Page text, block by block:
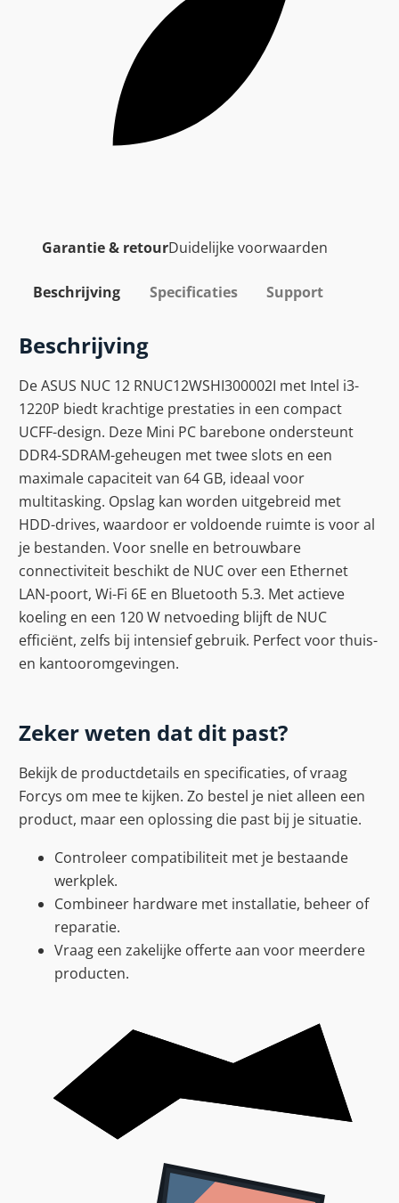
Garantie & retourDuidelijke voorwaarden
Beschrijving Specificaties Support
Beschrijving
De ASUS NUC 12 RNUC12WSHI300002I met Intel i3-
1220P biedt krachtige prestaties in een compact
UCFF-design. Deze Mini PC barebone ondersteunt
DDR4-SDRAM-geheugen met twee slots en een
maximale capaciteit van 64 GB, ideaal voor
multitasking. Opslag kan worden uitgebreid met
HDD-drives, waardoor er voldoende ruimte is voor al
je bestanden. Voor snelle en betrouwbare
connectiviteit beschikt de NUC over een Ethernet
LAN-poort, Wi-Fi 6E en Bluetooth 5.3. Met actieve
koeling en een 120 W netvoeding blijft de NUC
efficiënt, zelfs bij intensief gebruik. Perfect voor thuis-
en kantooromgevingen.
Zeker weten dat dit past?
Bekijk de productdetails en specificaties, of vraag
Forcys om mee te kijken. Zo bestel je niet alleen een
product, maar een oplossing die past bij je situatie.
Controleer compatibiliteit met je bestaande
werkplek.
Combineer hardware met installatie, beheer of
reparatie.
Vraag een zakelijke offerte aan voor meerdere
producten.